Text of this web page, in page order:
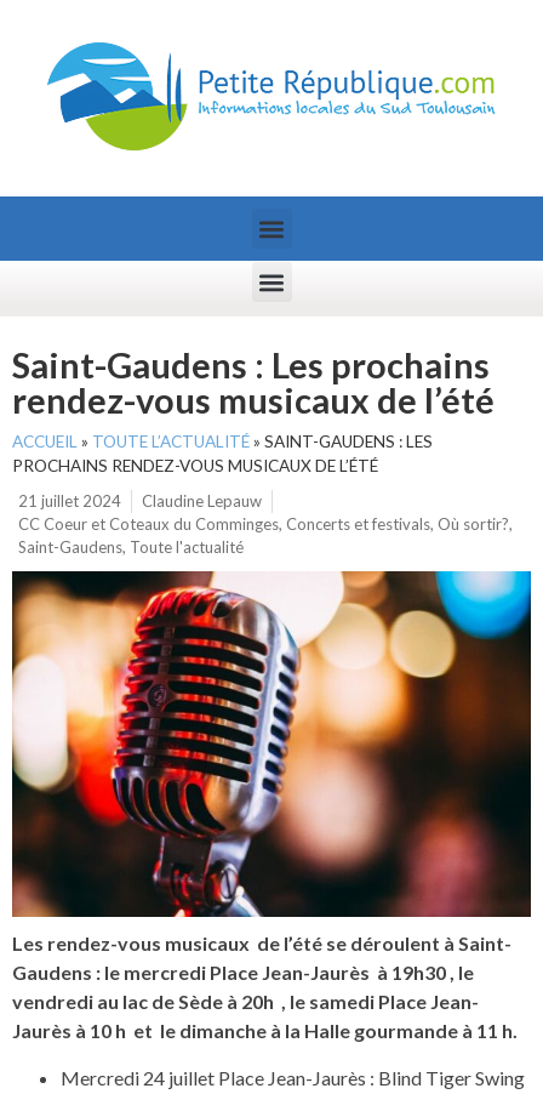
Saint-Gaudens : Les prochains
rendez-vous musicaux de l’été
ACCUEIL » TOUTE L’ACTUALITÉ» SAINT-GAUDENS : LES
PROCHAINS RENDEZ-VOUS MUSICAUX DE L’ÉTÉ
21 juillet 2024
Claudine Lepauw
CC Coeur et Coteaux du Comminges, Concerts et festivals, Où sortir?,
Saint-Gaudens, Toute l'actualité
Les rendez-vous musicaux de l’été se déroulent à Saint-
Gaudens : le mercredi Place Jean-Jaurès à 19h30 , le
vendredi au lac de Sède à 20h , le samedi Place Jean-
Jaurès à 10 h et le dimanche à la Halle gourmande à 11 h.
Mercredi 24 juillet Place Jean-Jaurès : Blind Tiger Swing